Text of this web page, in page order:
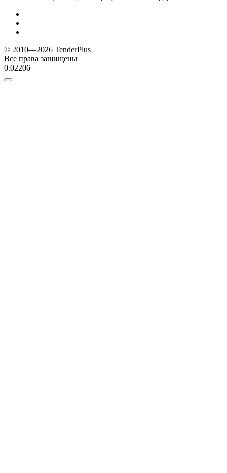
© 2010—2026 TenderPlus
Все права защищены
0.02206